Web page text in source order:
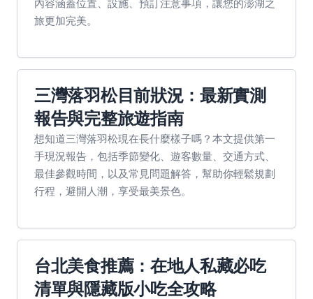
旅更加完美。
三灣落羽松目前狀況：最新實測
報告與完整旅遊指南
想知道三灣落羽松現在長什麼樣子嗎？本文提供第一
手現況報告，包括季節變化、遊客數量、交通方式、
最佳參觀時間，以及常見問題解答，幫助你輕鬆規劃
行程，避開人潮，享受最美景色。
台北美食推薦：在地人私藏必吃
清單與隱藏版小吃全攻略